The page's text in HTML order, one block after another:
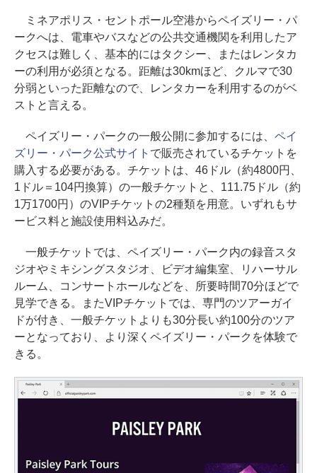
ミネアポリス・セントポール空港からペイズリー・パ
ークへは、電車やバスなどの公共交通機関を利用したア
クセスは難しく、基本的にはタクシー、またはレンタカ
ーの利用が必須となる。距離は30kmほど、クルマで30
分弱といった距離なので、レンタカーを利用するのがベ
ストと言える。
ペイズリー・パークの一般公開に参加するには、 ペイ
ズリー・パーク公式サイト で販売されているチケットを
購入する必要がある。チケットは、46ドル（約4800円、
1ドル＝104円換算）の一般チケットと、111.75ドル（約
1万1700円）のVIPチケットの2種類を用意。いずれもサ
ービス料と施設使用料込みだ。
一般チケットでは、ペイズリー・パーク内の録音スタ
ジオやミキシングスタジオ、ビデオ編集室、リハーサル
ルーム、コンサートホールなどを、所要時間70分ほどで
見学できる。またVIPチケットでは、専門のツアーガイ
ドが付き、一般チケットよりも30分長い約100分のツア
ーとなっており、より深くペイズリー・パークを体験で
きる。